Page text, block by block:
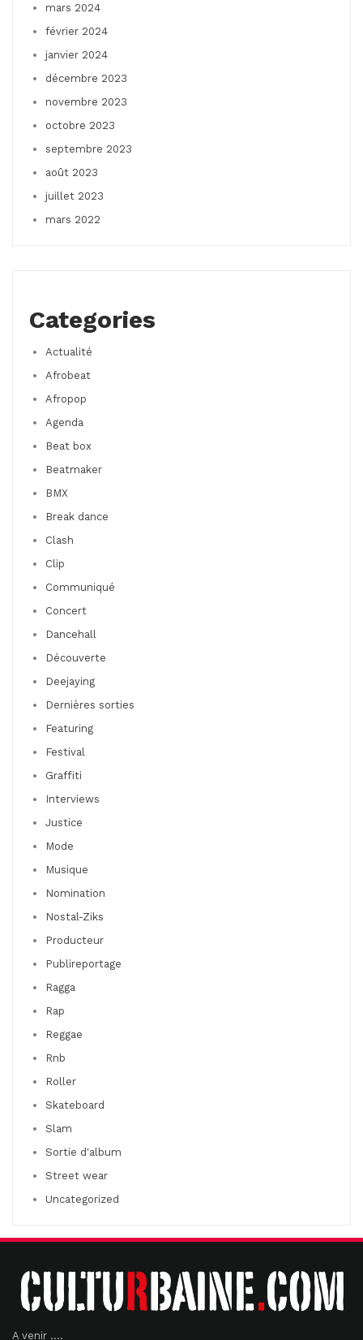
mars 2024
février 2024
janvier 2024
décembre 2023
novembre 2023
octobre 2023
septembre 2023
août 2023
juillet 2023
mars 2022
Categories
Actualité
Afrobeat
Afropop
Agenda
Beat box
Beatmaker
BMX
Break dance
Clash
Clip
Communiqué
Concert
Dancehall
Découverte
Deejaying
Dernières sorties
Featuring
Festival
Graffiti
Interviews
Justice
Mode
Musique
Nomination
Nostal-Ziks
Producteur
Publireportage
Ragga
Rap
Reggae
Rnb
Roller
Skateboard
Slam
Sortie d'album
Street wear
Uncategorized
A venir ....